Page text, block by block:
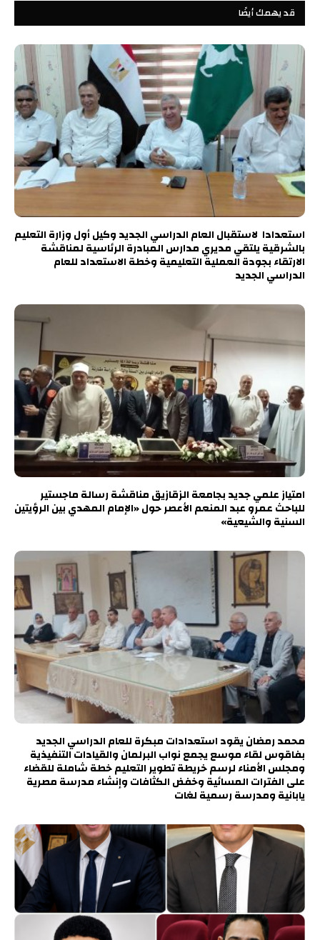
قد يهمك أيضًا
استعدادا لاستقبال العام الدراسي الجديد وكيل أول وزارة التعليم
بالشرقية يلتقي مديري مدارس المبادرة الرئاسية لمناقشة
الارتقاء بجودة العملية التعليمية وخطة الاستعداد للعام
الدراسي الجديد
امتياز علمي جديد بجامعة الزقازيق مناقشة رسالة ماجستير
للباحث عمرو عبد المنعم الأعصر حول «الإمام المهدي بين الرؤيتين
السنية والشيعية»
محمد رمضان يقود استعدادات مبكرة للعام الدراسي الجديد
بفاقوس لقاء موسع يجمع نواب البرلمان والقيادات التنفيذية
ومجلس الأمناء لرسم خريطة تطوير التعليم خطة شاملة للقضاء
على الفترات المسائية وخفض الكثافات وإنشاء مدرسة مصرية
يابانية ومدرسة رسمية لغات